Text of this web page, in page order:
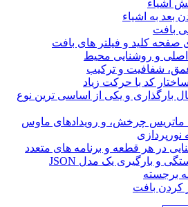
حال بارگذاری و یکی از اساسی ترین نوع